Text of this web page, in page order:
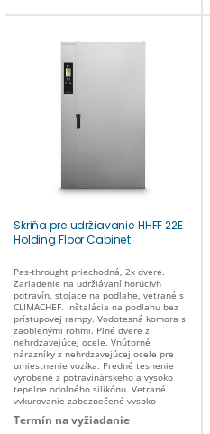
Skriňa pre udržiavanie HHFF 22E
Holding Floor Cabinet
Pas-throught priechodná, 2x dvere.
Zariadenie na udržiávaní horúcivh
potravín, stojace na podlahe, vetrané s
CLIMACHEF. Inštalácia na podlahu bez
prístupovej rampy. Vodotesná komora s
zaoblenými rohmi. Plné dvere z
nehrdzavejúcej ocele. Vnútorné
nárazníky z nehrdzavejúcej ocele pre
umiestnenie vozíka. Predné tesnenie
vyrobené z potravinárskeho a vysoko
tepelne odolného silikónu. Vetrané
vykurovanie zabezpečené vysoko
vybavené trojbodovým uzamykacím
Termín na vyžiadanie